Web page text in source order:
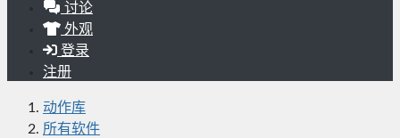
讨论
外观
登录
注册
动作库
所有软件